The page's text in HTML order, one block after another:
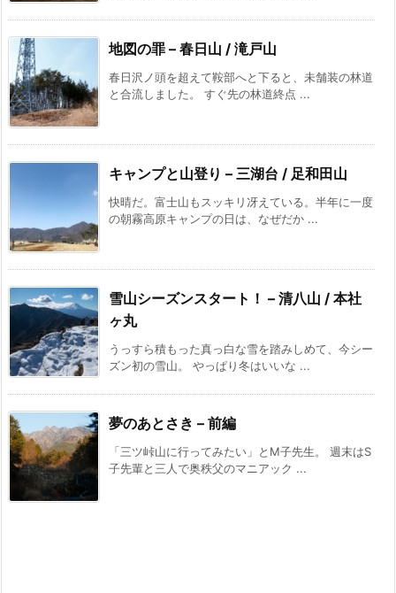
地図の罪 – 春日山 / 滝戸山
春日沢ノ頭を超えて鞍部へと下ると、未舗装の林道
と合流しました。 すぐ先の林道終点 ...
キャンプと山登り – 三湖台 / 足和田山
快晴だ。富士山もスッキリ冴えている。半年に一度
の朝霧高原キャンプの日は、なぜだか ...
雪山シーズンスタート！ – 清八山 / 本社
ヶ丸
うっすら積もった真っ白な雪を踏みしめて、今シー
ズン初の雪山。 やっぱり冬はいいな ...
夢のあとさき – 前編
「三ツ峠山に行ってみたい」とM子先生。 週末はS
子先輩と三人で奥秩父のマニアック ...